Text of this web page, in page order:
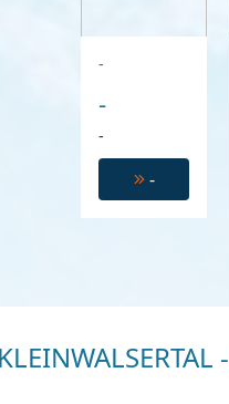
-
-
-
-